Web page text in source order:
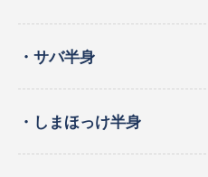
・サバ半身
・しまほっけ半身